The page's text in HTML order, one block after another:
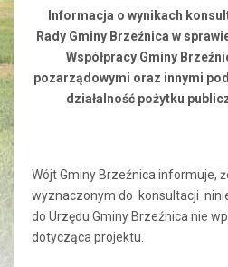
Informacja o wynikach
Rady Gminy Brzeźnica w
Współpracy Gminy
pozarządowymi oraz innymi
działalność pożytku
Wójt Gminy Brzeźnica informuje,
wyznaczonym do konsultacji
do Urzędu Gminy Brzeźnica nie
dotycząca projektu.